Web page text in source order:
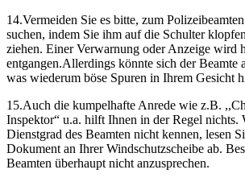
14.Vermeiden Sie es bitte, zum
suchen, indem Sie ihm auf die Schulter
ziehen. Einer Verwarnung oder Anzeige wird
entgangen.Allerdings könnte sich der Beamte
was wiederum böse Spuren in Ihrem Gesicht
15.Auch die kumpelhafte Anrede wie z.B.
Inspektor“ u.a. hilft Ihnen in der Regel nichts.
Dienstgrad des Beamten nicht kennen, lesen
Dokument an Ihrer Windschutzscheibe ab.
Beamten überhaupt nicht anzusprechen.